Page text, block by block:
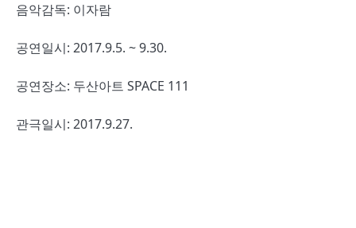
음악감독: 이자람
공연일시: 2017.9.5. ~ 9.30.
공연장소: 두산아트 SPACE 111
관극일시: 2017.9.27.